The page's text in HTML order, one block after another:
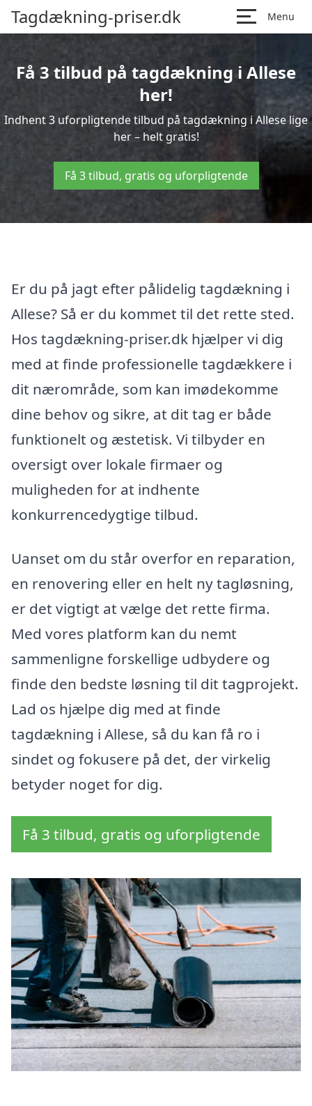
Tagdækning-priser.dk Menu
Få 3 tilbud på tagdækning i Allese
her!
Indhent 3 uforpligtende tilbud på tagdækning i Allese lige
her – helt gratis!
Få 3 tilbud, gratis og uforpligtende
Er du på jagt efter pålidelig tagdækning i
Allese? Så er du kommet til det rette sted.
Hos tagdækning-priser.dk hjælper vi dig
med at finde professionelle tagdækkere i
dit nærområde, som kan imødekomme
dine behov og sikre, at dit tag er både
funktionelt og æstetisk. Vi tilbyder en
oversigt over lokale firmaer og
muligheden for at indhente
konkurrencedygtige tilbud.
Uanset om du står overfor en reparation,
en renovering eller en helt ny tagløsning,
er det vigtigt at vælge det rette firma.
Med vores platform kan du nemt
sammenligne forskellige udbydere og
finde den bedste løsning til dit tagprojekt.
Lad os hjælpe dig med at finde
tagdækning i Allese, så du kan få ro i
sindet og fokusere på det, der virkelig
betyder noget for dig.
Få 3 tilbud, gratis og uforpligtende